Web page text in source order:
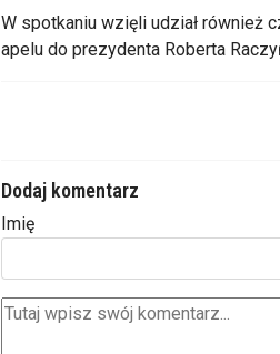
W spotkaniu wzięli udział również
apelu do prezydenta Roberta
Dodaj komentarz
Imię